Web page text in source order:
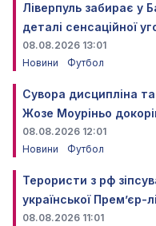
Ліверпуль забирає у
деталі сенсаційної
08.08.2026 13:01
Новини
Футбол
Сувора дисципліна
Жозе Моуріньо
08.08.2026 12:01
Новини
Футбол
Терористи з рф
української Прем’єр-
08.08.2026 11:01